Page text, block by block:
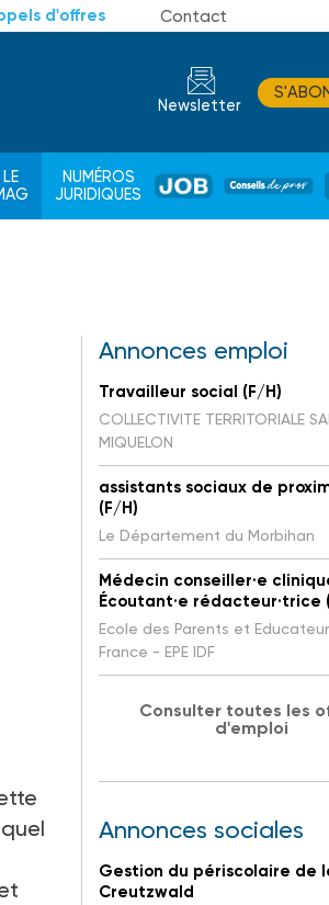
d'offres Contact
Newsletter
LE
NUMÉROS
JURIDIQUES
JOB
DE
Annonces emploi
Travailleur social (F/H)
COLLECTIVITE TERRITORIALE
MIQUELON
assistants sociaux de
(F/H)
Le Département du Morbihan
Médecin conseiller·e
Écoutant·e rédacteur·trice
Ecole des Parents et
France - EPE IDF
Consulter toutes les
d'emploi
Annonces sociales
Gestion du périscolaire de
Creutzwald